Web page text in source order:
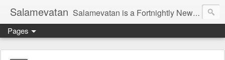
Salamevatan Salamevatan is a Fortnightly Newspaper published from Aligarh, India. Established on 15th August, 2003, the Newspaper aims to provide quality News, Views, Articles, Essays, interviews and many other things which are beneficial to the Common people of India, making them aware and helping them in performing their day to day activities more efficiently and effectively.
Pages